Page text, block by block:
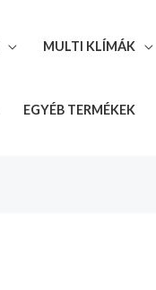
MULTI KLÍMÁK
EGYÉB TERMÉKEK